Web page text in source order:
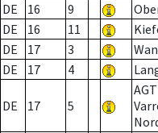
DE
16 9
DE
16 11
DE
17 3
DE
17 4
DE 17 5
AGT